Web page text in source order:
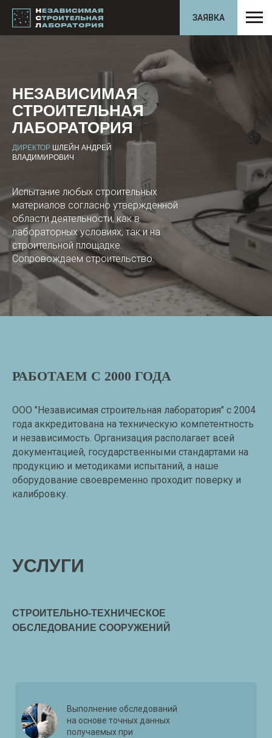
ЗАЯВКА
НЕЗАВИСИМАЯ
СТРОИТЕЛЬНАЯ
ЛАБОРАТОРИЯ
Испытание любых строительных
материалов согласно утвержденной
области деятельности, как в
лабораторных условиях, так и на
строительной площадке.
Сопровождаем строительство.
ДИРЕКТОР ШЛЕЙН АНДРЕЙ
ВЛАДИМИРОВИЧ
РАБОТАЕМ С 2000 ГОДА
ООО "Независимая строительная лаборатория" с 2004
года аккредитована на техническую компетентность
и независимость. Организация располагает всей
документацией, государственными стандартами на
продукцию и методиками испытаний, а наше
оборудование своевременно проходит поверку и
калибровку.
УСЛУГИ
Выполнение обследований
на основе точных данных
получаемых при
СТРОИТЕЛЬНО-ТЕХНИЧЕСКОЕ
ОБСЛЕДОВАНИЕ СООРУЖЕНИЙ